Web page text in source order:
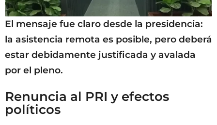
El mensaje fue claro desde la presidencia:
la asistencia remota es posible, pero deberá
estar debidamente justificada y avalada
por el pleno.
Renuncia al PRI y efectos
políticos